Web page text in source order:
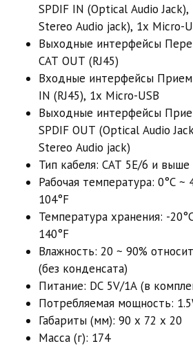
SPDIF IN (Optical Audio Jack),
Stereo Audio jack), 1x Micro-
Выходные интерфейсы
CAT OUT (RJ45)
Входные интерфейсы
IN (RJ45), 1x Micro-USB
Выходные интерфейсы
SPDIF OUT (Optical Audio
Stereo Audio jack)
Тип кабеля: CAT 5E/6 и выше
Рабочая температура: 0°С ~
104°F
Температура хранения: -
140°F
Влажность: 20 ~ 90%
(без конденсата)
Питание: DC 5V/1A (в
Потребляемая мощность:
Габариты (мм): 90 x 72 x 20
Масса (г): 174